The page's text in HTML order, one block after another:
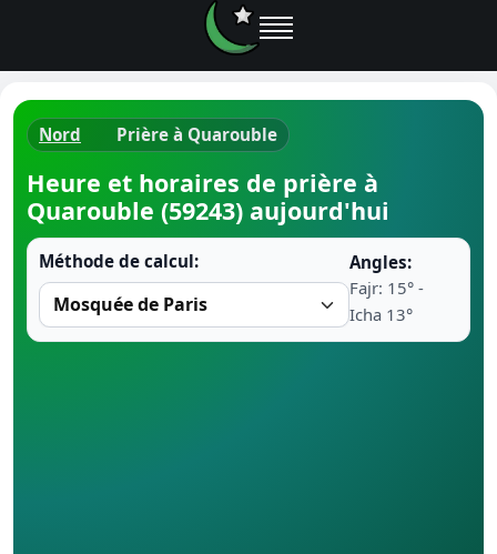
Ramadan
Nord Prière à Quarouble
Heure et horaires de prière à
Quarouble (59243) aujourd'hui
Méthode de calcul:
Angles:
Fajr: 15° -
Icha 13°